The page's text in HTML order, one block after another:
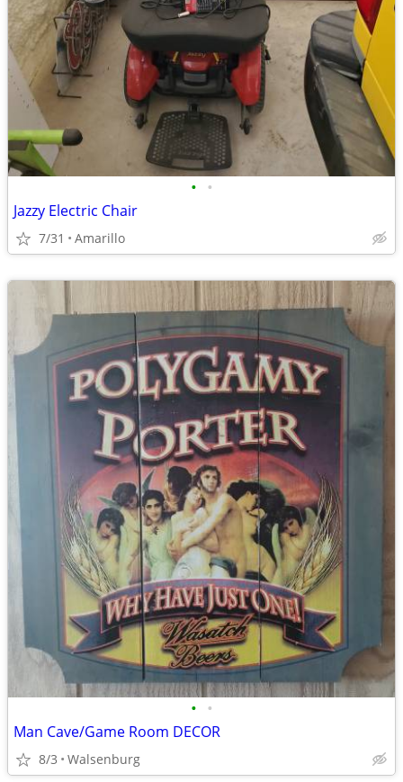
• •
Jazzy Electric Chair
7/31 Amarillo
• •
Man Cave/Game Room DECOR
8/3 Walsenburg